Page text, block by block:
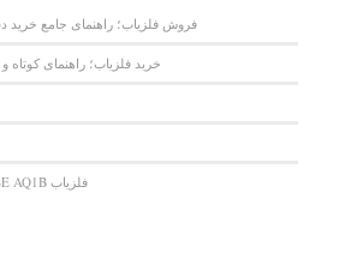
فروش فلزیاب؛ راهنمای جامع خرید
خرید فلزیاب؛ راهنمای
فلزیاب AQUAPULSE AQ1B ساخت انگلستان